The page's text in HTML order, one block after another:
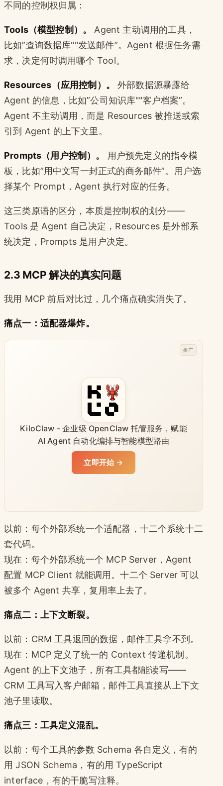
不同的控制权归属：
Tools（模型控制）。
Agent 主动调用的工具，
比如”查询数据库""发送邮件”。Agent 根据任务需
求，决定何时调用哪个 Tool。
Resources（应用控制）。
外部数据源暴露给
Agent 的信息，比如”公司知识库""客户档案”。
Agent 不主动调用，而是 Resources 被推送或索
引到 Agent 的上下文里。
Prompts（用户控制）。
用户预先定义的指令模
板，比如”用中文写一封正式的商务邮件”。用户选
择某个 Prompt，Agent 执行对应的任务。
这三类原语的区分，本质是控制权的划分——
Tools 是 Agent 自己决定，Resources 是外部系
统决定，Prompts 是用户决定。
2.3 MCP 解决的真实问题
我用 MCP 前后对比过，几个痛点确实消失了。
痛点一：适配器爆炸。
KiloClaw - 企业级 OpenClaw 托管服务，赋能
AI Agent 自动化编排与智能模型路由
立即开始 →
推广
以前：每个外部系统一个适配器，十二个系统十二
套代码。
现在：每个外部系统一个 MCP Server，Agent
配置 MCP Client 就能调用。十二个 Server 可以
被多个 Agent 共享，复用率上去了。
痛点二：上下文断裂。
以前：CRM 工具返回的数据，邮件工具拿不到。
现在：MCP 定义了统一的 Context 传递机制。
Agent 的上下文池子，所有工具都能读写——
CRM 工具写入客户邮箱，邮件工具直接从上下文
池子里读取。
痛点三：工具定义混乱。
以前：每个工具的参数 Schema 各自定义，有的
用 JSON Schema，有的用 TypeScript
interface，有的干脆写注释。